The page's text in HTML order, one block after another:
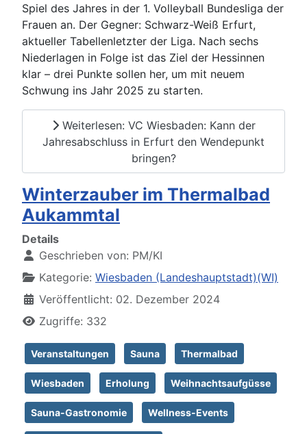
Spiel des Jahres in der 1. Volleyball Bundesliga der
Frauen an. Der Gegner: Schwarz-Weiß Erfurt,
aktueller Tabellenletzter der Liga. Nach sechs
Niederlagen in Folge ist das Ziel der Hessinnen
klar – drei Punkte sollen her, um mit neuem
Schwung ins Jahr 2025 zu starten.
Weiterlesen: VC Wiesbaden: Kann der
Jahresabschluss in Erfurt den Wendepunkt
bringen?
Winterzauber im Thermalbad
Aukammtal
Details
Geschrieben von: PM/KI
Kategorie: Wiesbaden (Landeshauptstadt)(WI)
Veröffentlicht: 02. Dezember 2024
Zugriffe: 332
Veranstaltungen Sauna Thermalbad
Wiesbaden Erholung Weihnachtsaufgüsse
Sauna-Gastronomie Wellness-Events